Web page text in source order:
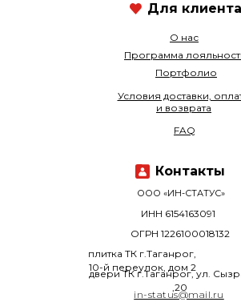
О нас
Программа
Портфолио
ООО «ИН-СТАТУС»
плитка ТК г.Таганрог,
10-й переулок, дом 2
двери ТК г.Таганрог, ул.
,20
ОГРН 1226100018132
ИНН 6154163091
Условия доставки,
и возврата
FAQ
in-status@mail.ru
Контакты
Для клиента